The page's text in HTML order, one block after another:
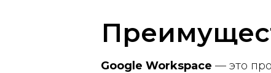
Google Workspace — это